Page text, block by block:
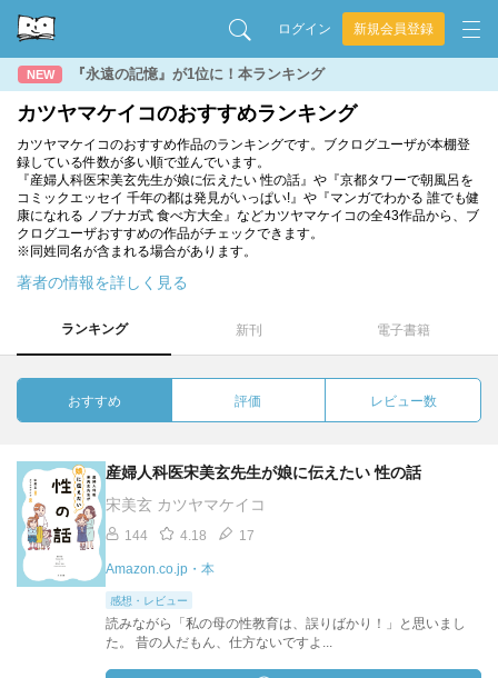
ログイン 新規会員登録
NEW 『永遠の記憶』が1位に！本ランキング
カツヤマケイコのおすすめランキング
カツヤマケイコのおすすめ作品のランキングです。ブクログユーザが本棚登
録している件数が多い順で並んでいます。
『産婦人科医宋美玄先生が娘に伝えたい 性の話』や『京都タワーで朝風呂を
コミックエッセイ 千年の都は発見がいっぱい!』や『マンガでわかる 誰でも健
康になれる ノブナガ式 食べ方大全』などカツヤマケイコの全43作品から、ブ
クログユーザおすすめの作品がチェックできます。
※同姓同名が含まれる場合があります。
著者の情報を詳しく見る
ランキング 新刊 電子書籍
おすすめ 評価 レビュー数
産婦人科医宋美玄先生が娘に伝えたい 性の話
宋美玄 カツヤマケイコ
144 4.18 17
Amazon.co.jp・本
感想・レビュー
読みながら「私の母の性教育は、誤りばかり！」と思いまし
た。 昔の人だもん、仕方ないですよ...